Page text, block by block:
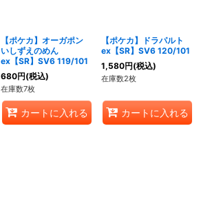
【ポケカ】オーガポン
いしずえのめん
ex【SR】SV6 119/101
680円(税込)
在庫数7枚
カートに入れる
【ポケカ】ドラパルト
ex【SR】SV6 120/101
1,580円(税込)
在庫数2枚
カートに入れる